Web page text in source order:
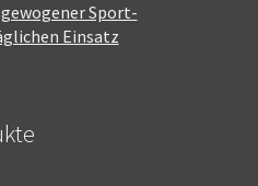
Sport-
Einsatz